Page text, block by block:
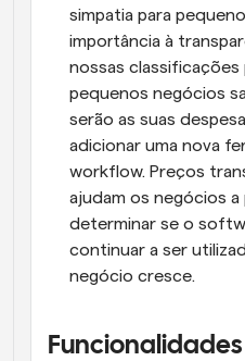
simpatia para
importância à
nossas classificações
pequenos negócios
serão as suas
adicionar uma nova
workflow. Preços
ajudam os negócios
determinar se o
continuar a ser
negócio cresce.